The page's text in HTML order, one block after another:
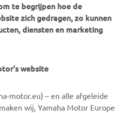
Telescopic forks
Dual Discs, Ø 220 mm
te begrijpen hoe de
zich gedragen, zo kunnen
diensten en marketing
website
motor.eu) – en alle afgeleide
wij, Yamaha Motor Europe